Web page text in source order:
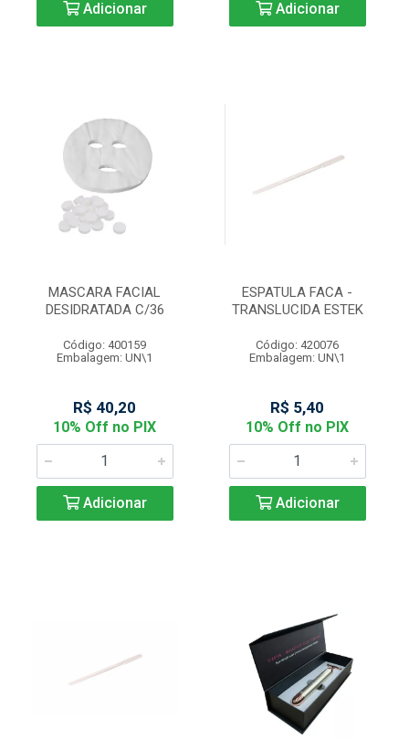
Adicionar Adicionar
MASCARA FACIAL
DESIDRATADA C/36
Código: 400159
Embalagem: UN\1
R$ 40,20
10% Off no PIX
Adicionar
ESPATULA FACA -
TRANSLUCIDA ESTEK
Código: 420076
Embalagem: UN\1
R$ 5,40
10% Off no PIX
Adicionar